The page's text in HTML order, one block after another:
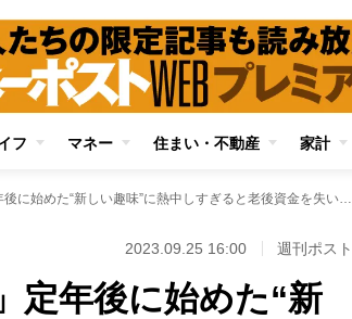
フ マネー 住まい・不動産 家計
「物欲が止まらない…」定年後に始めた“新しい趣味”に熱中しすぎると老後資金を失い“家庭崩壊”の悪夢
2023.09.25 16:00 週刊ポスト
定年後に始めた“新